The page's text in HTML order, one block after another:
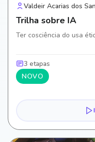
Valdeir Acarias dos
Trilha sobre IA
Ter cosciência do usa
3 etapas
NOVO